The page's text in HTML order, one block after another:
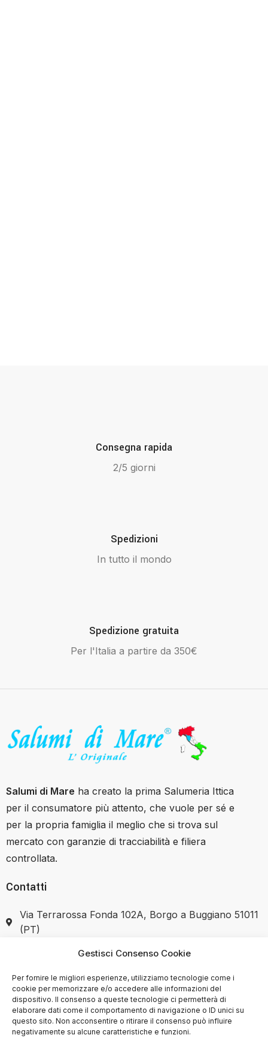
Gestisci Consenso Cookie
Per fornire le migliori esperienze, utilizziamo tecnologie come i
cookie per memorizzare e/o accedere alle informazioni del
dispositivo. Il consenso a queste tecnologie ci permetterà di
elaborare dati come il comportamento di navigazione o ID unici su
questo sito. Non acconsentire o ritirare il consenso può influire
negativamente su alcune caratteristiche e funzioni.
Consegna rapida
2/5 giorni
Spedizioni
In tutto il mondo
Spedizione gratuita
Per l'Italia a partire da 350€
Salumi di Mare ha creato la prima Salumeria Ittica
per il consumatore più attento, che vuole per sé e
per la propria famiglia il meglio che si trova sul
mercato con garanzie di tracciabilità e filiera
controllata.
Contatti
Via Terrarossa Fonda 102A, Borgo a Buggiano 51011
(PT)
+39 351 7446037
SHOP